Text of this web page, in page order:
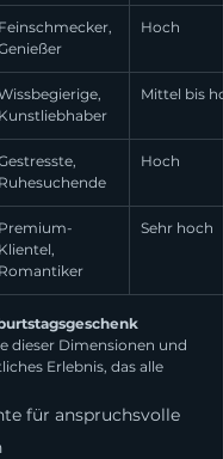
Feinschmecker,
Hoch
Kunstliebhaber
Mittel bis
Ruhesuchende
Hoch
Premium-
Klientel,
Romantiker
Sehr hoch
dieser Dimensionen und
Erlebnis, das alle
für anspruchsvolle